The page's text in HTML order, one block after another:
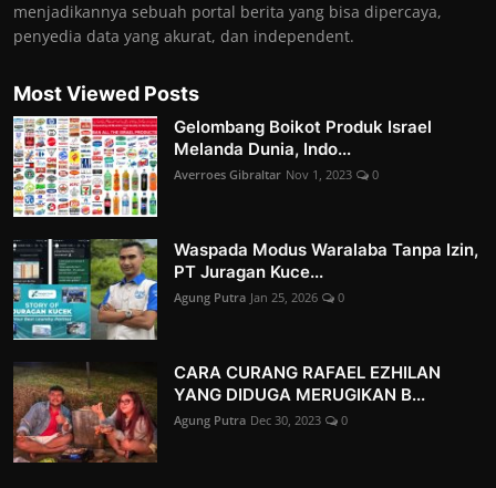
menjadikannya sebuah portal berita yang bisa dipercaya,
penyedia data yang akurat, dan independent.
Most Viewed Posts
Gelombang Boikot Produk Israel
Melanda Dunia, Indo...
Averroes Gibraltar Nov 1, 2023 0
Waspada Modus Waralaba Tanpa Izin,
PT Juragan Kuce...
Agung Putra Jan 25, 2026 0
CARA CURANG RAFAEL EZHILAN
YANG DIDUGA MERUGIKAN B...
Agung Putra Dec 30, 2023 0